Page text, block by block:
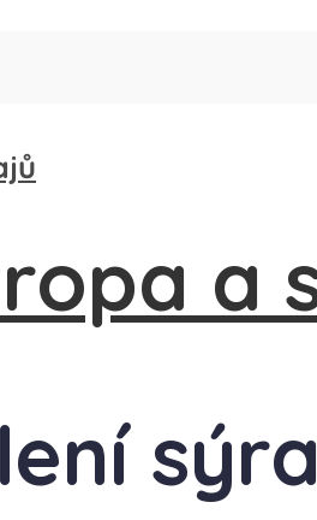
sýra